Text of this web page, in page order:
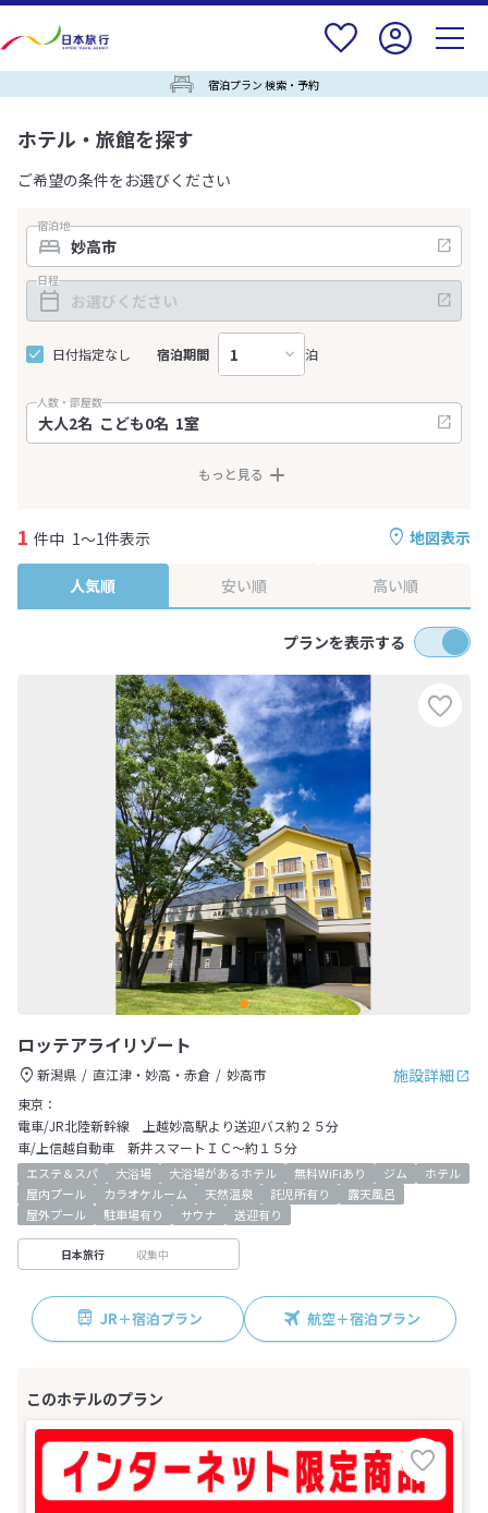
宿泊プラン 検索・予約
ホテル・旅館を探す
ご希望の条件をお選びください
宿泊地
日程
日付指定なし 宿泊期間 泊
人数・部屋数
もっと見る
地図表示
1 件中 1～1件表示
人気順 安い順 高い順
プランを表示する
ロッテアライリゾート
施設詳細
新潟県 直江津・妙高・赤倉
妙高市
東京：
電車/JR北陸新幹線 上越妙高駅より送迎バス約２５分
車/上信越自動車 新井スマートＩＣ～約１５分
エステ＆スパ 大浴場 大浴場があるホテル 無料WiFiあり ジム
ホテル
屋内プール
カラオケルーム 天然温泉 託児所有り
露天風呂
屋外プール
駐車場有り サウナ 送迎有り
日本旅行 収集中
JR＋宿泊プラン 航空＋宿泊プラン